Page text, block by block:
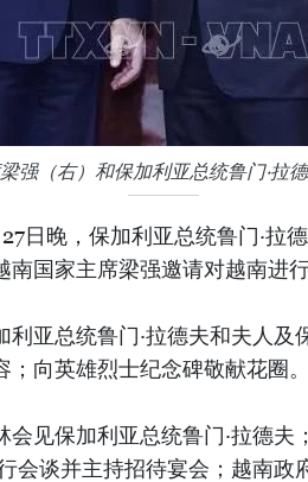
强（右）和保加利亚总统鲁门·拉
日晚，保加利亚总统鲁门·拉
南国家主席梁强邀请对越南进行
利亚总统鲁门·拉德夫和夫人及
向英雄烈士纪念碑敬献花圈。
会见保加利亚总统鲁门·拉德夫
会谈并主持招待宴会；越南